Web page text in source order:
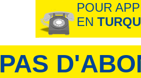
POUR
EN
PAS